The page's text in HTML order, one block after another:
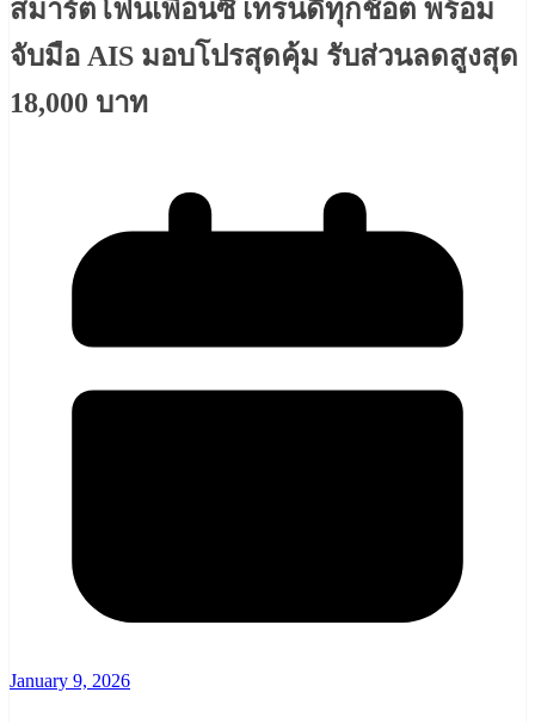
สมาร์ตโฟนเพื่อนซี้ เทรนดี้ทุกช็อต พร้อม
จับมือ AIS มอบโปรสุดคุ้ม รับส่วนลดสูงสุด
18,000 บาท
January 9, 2026